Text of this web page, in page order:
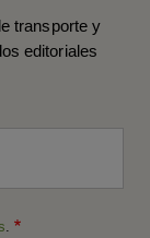
transporte y
editoriales